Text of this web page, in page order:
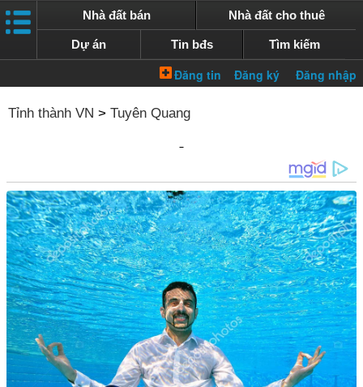
Nhà đất bán Nhà đất cho thuê
Dự án Tin bđs Tìm kiếm
Tỉnh thành VN > Tuyên Quang